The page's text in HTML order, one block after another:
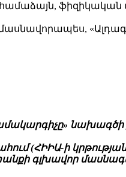
ֆիզիկական
«Ալդագի
նախագծի
(ՀԻԻԱ-ի
գլխավոր